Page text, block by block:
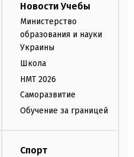
Новости Учебы
Министерство
образования и науки
Украины
Школа
НМТ 2026
Саморазвитие
Обучение за границей
Спорт